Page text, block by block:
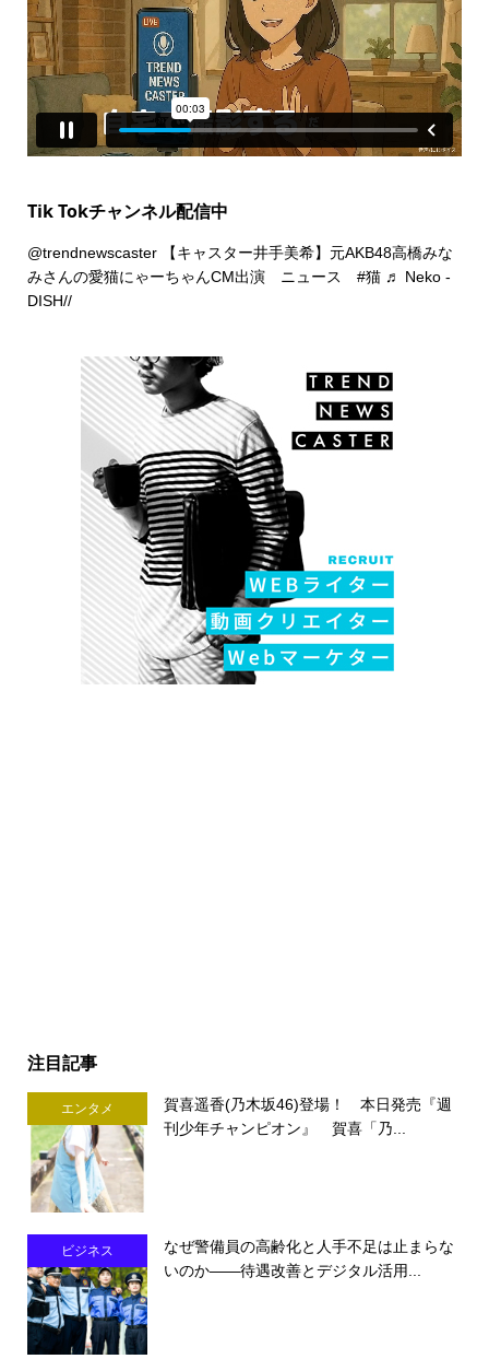
Tik Tokチャンネル配信中
@trendnewscaster【キャスター井手美希】元AKB48高橋みな
みさんの愛猫にゃーちゃんCM出演 ニュース #猫 ♬ Neko -
DISH//
注目記事
エンタメ
賀喜遥香(乃木坂46)登場！ 本日発売『週
刊少年チャンピオン』 賀喜「乃...
ビジネス
なぜ警備員の高齢化と人手不足は止まらな
いのか――待遇改善とデジタル活用...